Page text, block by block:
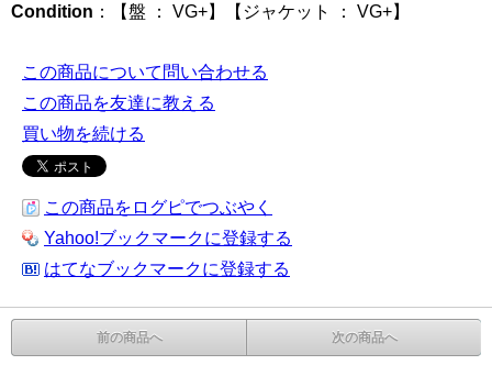
Condition ：【盤 ： VG+】【ジャケット ： VG+】
この商品について問い合わせる
この商品を友達に教える
買い物を続ける
この商品をログピでつぶやく
Yahoo!ブックマークに登録する
はてなブックマークに登録する
前の商品へ 次の商品へ